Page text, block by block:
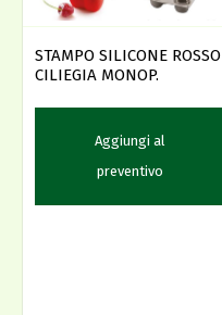
STAMPO SILICONE ROSSO
CILIEGIA MONOP.
Aggiungi al
preventivo